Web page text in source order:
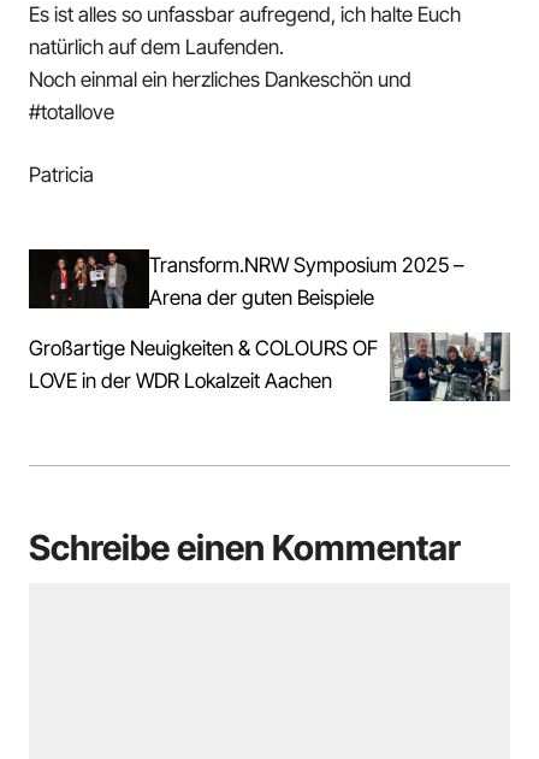
Es ist alles so unfassbar aufregend, ich halte Euch
natürlich auf dem Laufenden.
Noch einmal ein herzliches Dankeschön und
#totallove
Patricia
Transform.NRW Symposium 2025 –
Arena der guten Beispiele
Großartige Neuigkeiten & COLOURS OF
LOVE in der WDR Lokalzeit Aachen
Schreibe einen Kommentar